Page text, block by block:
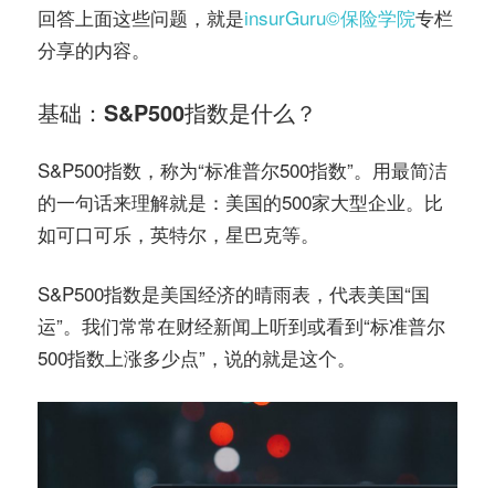
回答上面这些问题，就是insurGuru©️保险学院专栏
分享的内容。
基础：S&P500指数是什么？
S&P500指数，称为“标准普尔500指数”。用最简洁
的一句话来理解就是：美国的500家大型企业。比
如可口可乐，英特尔，星巴克等。
S&P500指数是美国经济的晴雨表，代表美国“国
运”。我们常常在财经新闻上听到或看到“标准普尔
500指数上涨多少点”，说的就是这个。